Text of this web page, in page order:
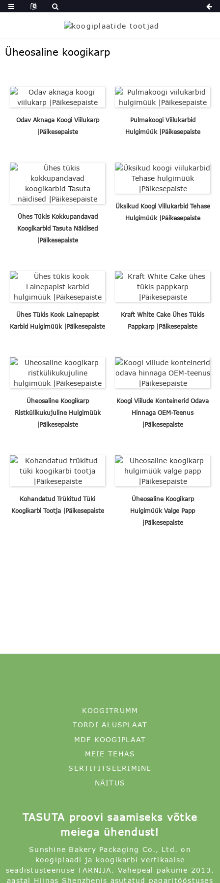
Üheosaline koogikarp
Odav Aknaga Koogi Viilukarp
|Päikesepaiste
Pulmakoogi Viilukarbid
Hulgimüük |Päikesepaiste
Ühes Tükis Kokkupandavad
Koogikarbid Tasuta Näidised
|Päikesepaiste
Üksikud Koogi Viilukarbid Tehase
Hulgimüük |Päikesepaiste
Ühes Tükis Kook Lainepapist
Karbid Hulgimüük |Päikesepaiste
Kraft White Cake Ühes Tükis
Pappkarp |Päikesepaiste
Üheosaline Koogikarp
Ristkülikukujuline Hulgimüük
|Päikesepaiste
Koogi Viilude Konteinerid Odava
Hinnaga OEM-Teenus
|Päikesepaiste
Kohandatud Trükitud Tüki
Koogikarbi Tootja |Päikesepaiste
Üheosaline Koogikarp
Hulgimüük Valge Papp
|Päikesepaiste
KOOGITRUMM
TORDI ALUSPLAAT
MDF KOOGIPLAAT
MEIE TEHAS
SERTIFITSEERIMINE
NÄITUS
TASUTA proovi saamiseks võtke
meiega ühendust!
Sunshine Bakery Packaging Co., Ltd. on
koogiplaadi ja koogikarbi vertikaalse
seadistusteenuse TARNIJA. Vahepeal pakume 2013.
aastal Hiinas Shenzhenis asutatud pagaritööstuses